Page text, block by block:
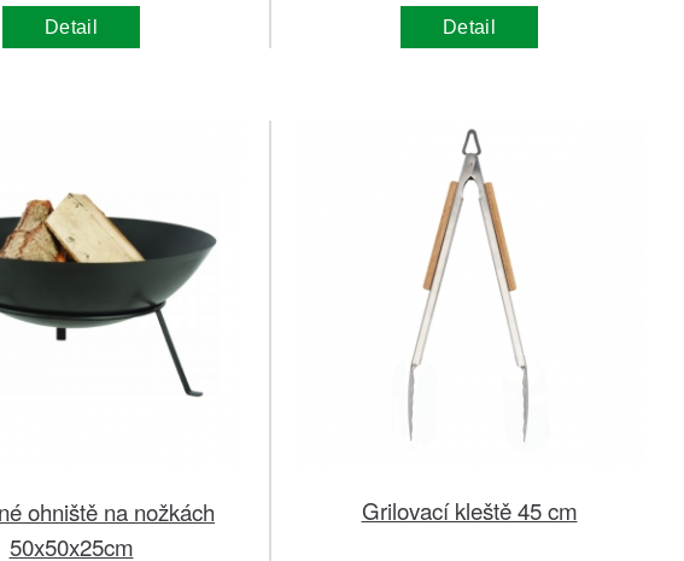
Detail Detail
ohniště na nožkách
50x50x25cm
Grilovací kleště 45 cm